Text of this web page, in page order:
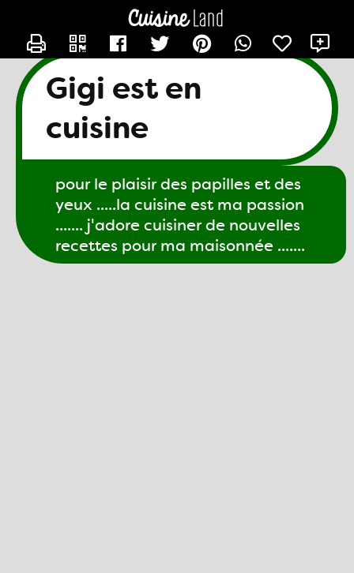
Gigi est en
cuisine
pour le plaisir des papilles et des
yeux .....la cuisine est ma passion
....... j'adore cuisiner de nouvelles
recettes pour ma maisonnée .......
CONTACTER GIGI61